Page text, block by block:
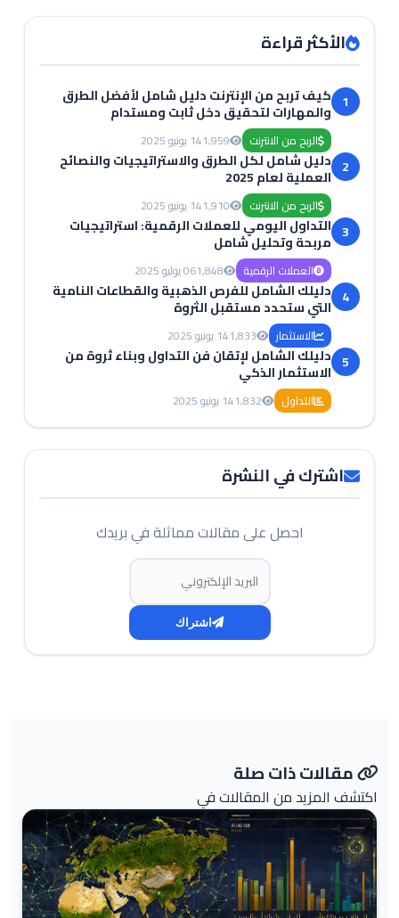
الأكثر قراءة
1 كيف تربح من الإنترنت دليل شامل لأفضل الطرق
والمهارات لتحقيق دخل ثابت ومستدام
الربح من الانترنت 1,95914 يونيو 2025
2 دليل شامل لكل الطرق والاستراتيجيات والنصائح
العملية لعام 2025
الربح من الانترنت 1,91014 يونيو 2025
3 التداول اليومي للعملات الرقمية: استراتيجيات
مربحة وتحليل شامل
العملات الرقمية 1,84806 يوليو 2025
4 دليلك الشامل للفرص الذهبية والقطاعات النامية
التي ستحدد مستقبل الثروة
الاستثمار 1,83314 يونيو 2025
5 دليلك الشامل لإتقان فن التداول وبناء ثروة من
الاستثمار الذكي
التداول 1,83214 يونيو 2025
اشترك في النشرة
احصل على مقالات مماثلة في بريدك
البريد الإلكتروني
اشتراك
مقالات ذات صلة
اكتشف المزيد من المقالات في